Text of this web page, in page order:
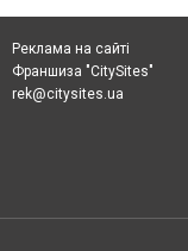
Реклама на сайті
Франшиза "CitySites"
rek@citysites.ua